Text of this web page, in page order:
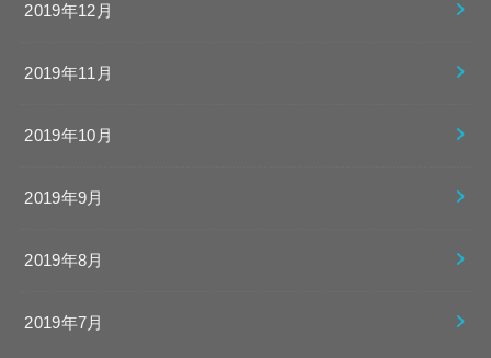
2019年12月
2019年11月
2019年10月
2019年9月
2019年8月
2019年7月